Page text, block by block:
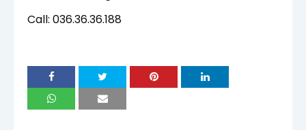
Call: 036.36.36.188